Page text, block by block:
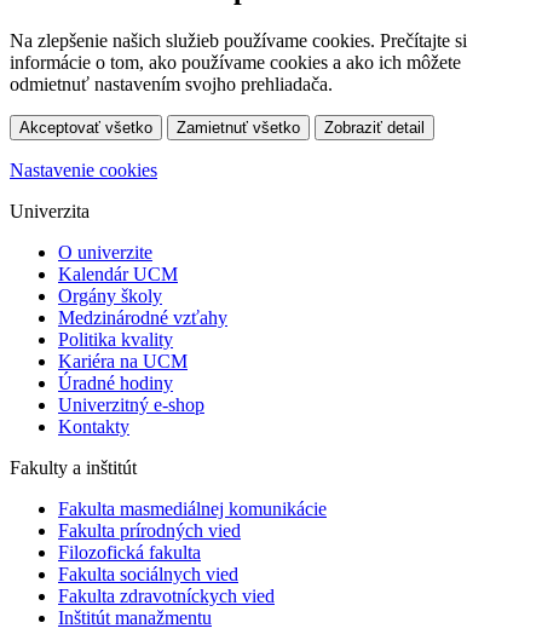
Na zlepšenie našich služieb používame cookies. Prečítajte si
informácie o tom, ako používame cookies a ako ich môžete
odmietnuť nastavením svojho prehliadača.
Akceptovať všetko Zamietnuť všetko Zobraziť detail
Nastavenie cookies
Univerzita
O univerzite
Kalendár UCM
Orgány školy
Medzinárodné vzťahy
Politika kvality
Kariéra na UCM
Úradné hodiny
Univerzitný e-shop
Kontakty
Fakulty a inštitút
Fakulta masmediálnej komunikácie
Fakulta prírodných vied
Filozofická fakulta
Fakulta ​sociálnych vied
Fakulta zdravotníckych vied
Inštitút manažmentu